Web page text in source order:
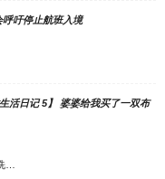
呼吁停止航班入境
活日记 5】 婆婆给我买了一双布
…